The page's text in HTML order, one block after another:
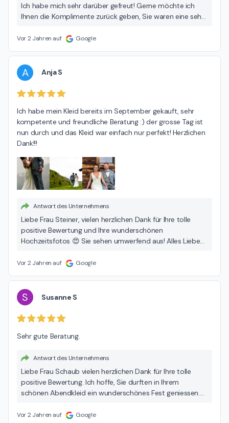
Ich habe mich sehr darüber gefreut! Gerne möchte ich
Ihnen die Komplimente zurück geben, Sie waren eine sehr
Ihnen bei der Wahl und Anpassung Ihres Brautkleides
Ihnen in ihrem wunderschönen Brautkleid einen speziellen
unvergesslichen Hochzeitstag. Alles Gute und viel Glück für
Ihre Zukunft. Silvia Jauslin
Vor 2 Jahren auf Google
A Anja S
Ich habe mein Kleid bereits im September gekauft, sehr
kompetente und freundliche Beratung :) der grosse Tag ist
nun durch und das Kleid war einfach nur perfekt! Herzlichen
Dank!!!
Antwort des Unternehmens
Liebe Frau Steiner, vielen herzlichen Dank für Ihre tolle
positive Bewertung und Ihre wunderschönen
Hochzeitsfotos 😍 Sie sehen umwerfend aus! Alles Liebe
Vor 2 Jahren auf Google
S Susanne S
Sehr gute Beratung.
Antwort des Unternehmens
Liebe Frau Schaub vielen herzlichen Dank für Ihre tolle
positive Bewertung. Ich hoffe, Sie durften in Ihrem
schönen Abendkleid ein wunderschönes Fest geniessen.
Vor 2 Jahren auf Google